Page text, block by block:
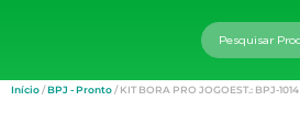
Início/BPJ - Pronto/ KIT BORA PRO JOGOEST.: BPJ-1014